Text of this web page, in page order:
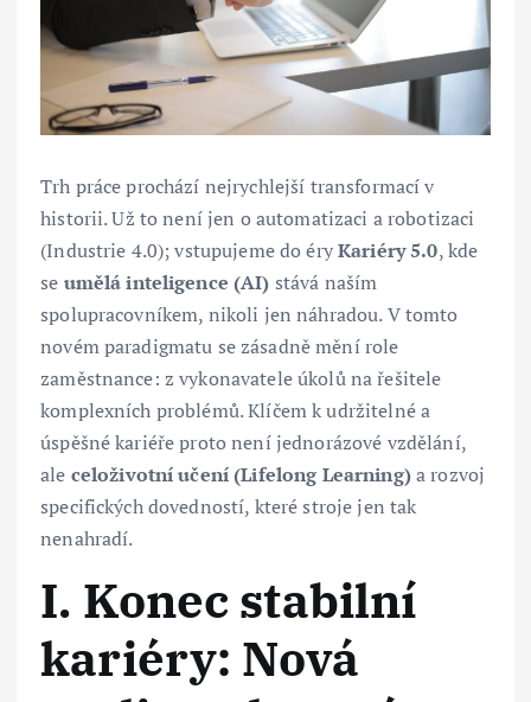
Trh práce prochází nejrychlejší transformací v
historii. Už to není jen o automatizaci a robotizaci
(Industrie 4.0); vstupujeme do éryKariéry 5.0, kde
se umělá inteligence (AI) stává naším
spolupracovníkem, nikoli jen náhradou. V tomto
novém paradigmatu se zásadně mění role
zaměstnance: z vykonavatele úkolů na řešitele
komplexních problémů. Klíčem k udržitelné a
úspěšné kariéře proto není jednorázové vzdělání,
ale celoživotní učení (Lifelong Learning)a rozvoj
specifických dovedností, které stroje jen tak
nenahradí.
I. Konec stabilní
kariéry: Nová